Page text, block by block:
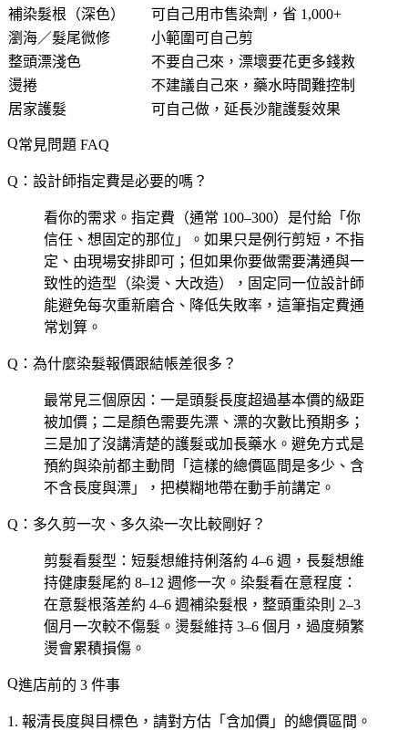
補染髮根（深色）
可自己用市售染劑，省 1,000+
瀏海／髮尾微修
小範圍可自己剪
整頭漂淺色
不要自己來 ，漂壞要花更多錢救
燙捲
不建議自己來 ，藥水時間難控制
居家護髮
可自己做，延長沙龍護髮效果
常見問題 FAQ
Q：設計師指定費是必要的嗎？
看你的需求。指定費（通常 100–300）是付給「你
信任、想固定的那位」。如果只是例行剪短，不指
定、由現場安排即可；但如果你要做需要溝通與一
致性的造型（染燙、大改造），固定同一位設計師
能避免每次重新磨合、降低失敗率，這筆指定費通
常划算。
Q：為什麼染髮報價跟結帳差很多？
最常見三個原因：一是頭髮長度超過基本價的級距
被加價；二是顏色需要先漂、漂的次數比預期多；
三是加了沒講清楚的護髮或加長藥水。避免方式是
預約與染前都主動問「這樣的總價區間是多少、含
不含長度與漂」，把模糊地帶在動手前講定。
Q：多久剪一次、多久染一次比較剛好？
剪髮看髮型：短髮想維持俐落約 4–6 週，長髮想維
持健康髮尾約 8–12 週修一次。染髮看在意程度：
在意髮根落差約 4–6 週補染髮根，整頭重染則 2–3
個月一次較不傷髮。燙髮維持 3–6 個月，過度頻繁
燙會累積損傷。
進店前的 3 件事
報清長度與目標色 ，請對方估「含加價」的總價區間。